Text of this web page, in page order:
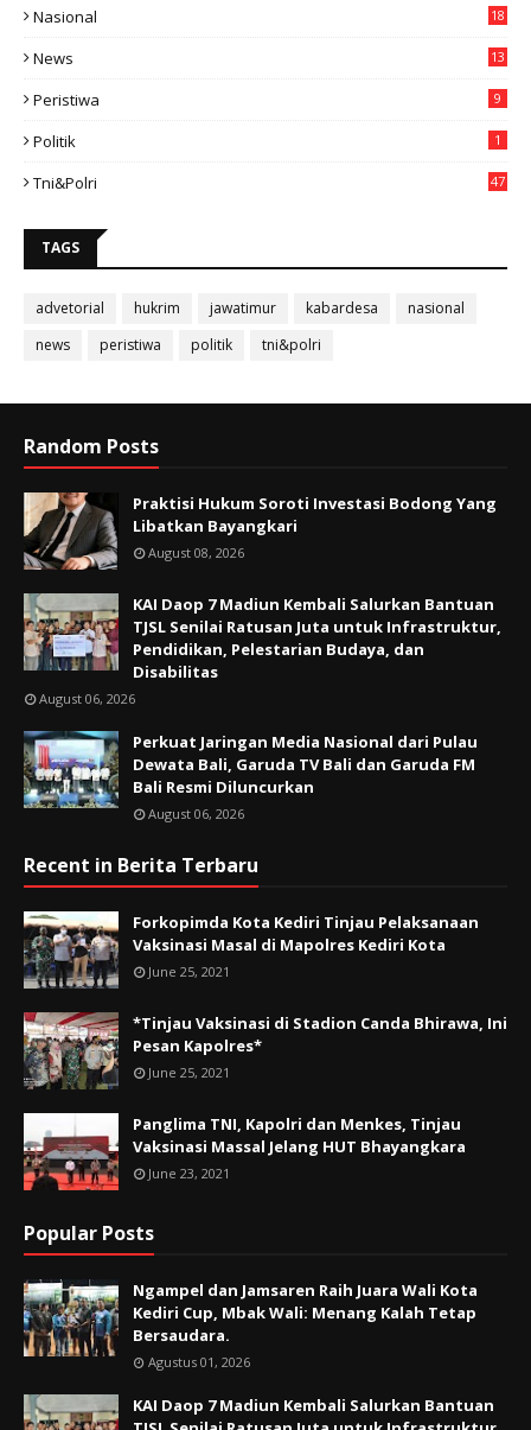
Nasional
18
News
13
Peristiwa 9
Politik 1
Tni&polri 47
TAGS
advetorial hukrim jawatimur kabardesa
nasional
news
peristiwa politik tni&polri
Random Posts
Praktisi Hukum Soroti Investasi Bodong Yang
Libatkan Bayangkari
August 08, 2026
KAI Daop 7 Madiun Kembali Salurkan Bantuan
TJSL Senilai Ratusan Juta untuk Infrastruktur,
Pendidikan, Pelestarian Budaya, dan
Disabilitas
August 06, 2026
Perkuat Jaringan Media Nasional dari Pulau
Dewata Bali, Garuda TV Bali dan Garuda FM
Bali Resmi Diluncurkan
August 06, 2026
Recent in Berita Terbaru
Forkopimda Kota Kediri Tinjau Pelaksanaan
Vaksinasi Masal di Mapolres Kediri Kota
June 25, 2021
*Tinjau Vaksinasi di Stadion Canda Bhirawa, Ini
Pesan Kapolres*
June 25, 2021
Panglima TNI, Kapolri dan Menkes, Tinjau
Vaksinasi Massal Jelang HUT Bhayangkara
June 23, 2021
Popular Posts
Ngampel dan Jamsaren Raih Juara Wali Kota
Kediri Cup, Mbak Wali: Menang Kalah Tetap
Bersaudara.
Agustus 01, 2026
KAI Daop 7 Madiun Kembali Salurkan Bantuan